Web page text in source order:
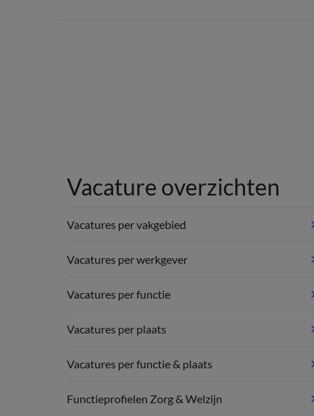
Vacature overzichten
Vacatures per vakgebied
Vacatures per werkgever
Vacatures per functie
Vacatures per plaats
Vacatures per functie & plaats
Functieprofielen Zorg & Welzijn